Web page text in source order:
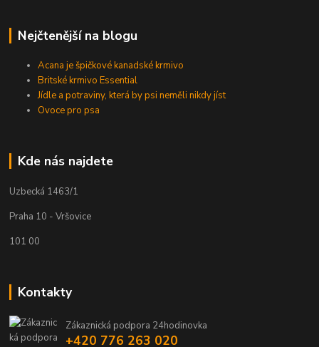
Nejčtenější na blogu
Acana je špičkové kanadské krmivo
Britské krmivo Essential
Jídle a potraviny, která by psi neměli nikdy jíst
Ovoce pro psa
Kde nás najdete
Uzbecká 1463/1
Praha 10 - Vršovice
101 00
Kontakty
Zákaznická podpora 24hodinovka
+420 776 263 020